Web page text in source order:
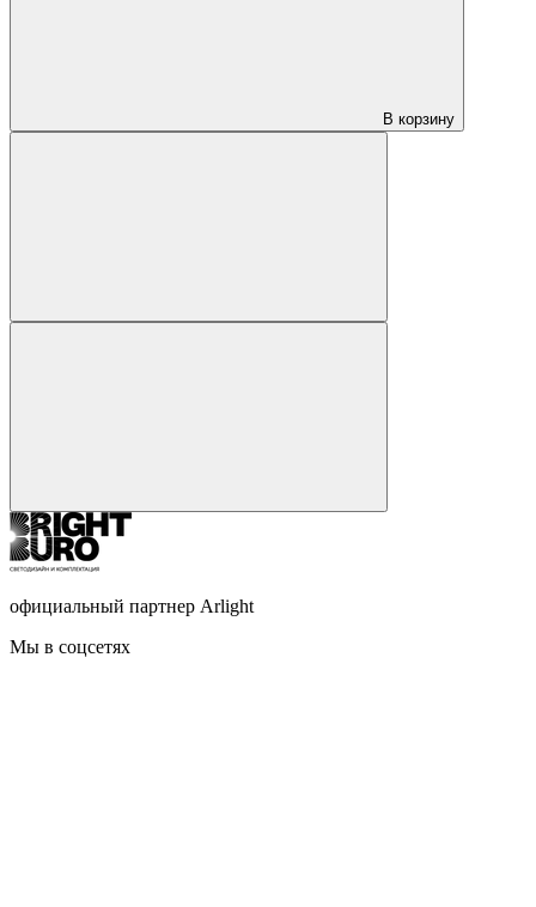
В корзину
официальный партнер Arlight
Мы в соцсетях